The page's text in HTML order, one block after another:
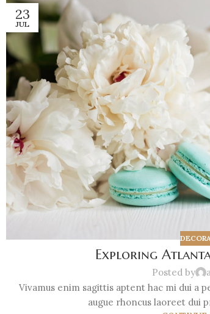
23
JUL
Exploring
Posted by
Vivamus enim sagittis aptent hac mi dui a
augue rhoncus laoreet dui